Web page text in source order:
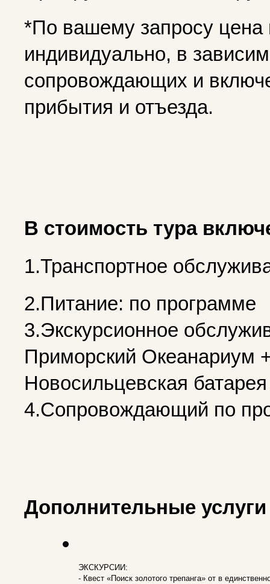
*По вашему запросу цена
индивидуально, в
сопровождающих и
прибытия и отъезда.
В стоимость тура
1.Транспортное
2.Питание: по программе
3.Экскурсионное
Приморский Океанариум
Новосильцевская батарея
4.Сопровождающий по
Дополнительные
ЭКСКУРСИИ:
- Квест «Поиск золотого трепанга» от в